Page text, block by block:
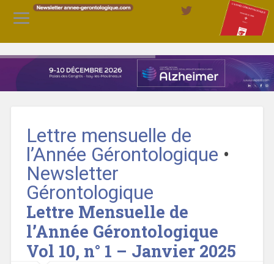
Lettre mensuelle de
l’Année Gérontologique •
Newsletter
Gérontologique
Lettre Mensuelle de
l’Année Gérontologique
Vol 10, n° 1 – Janvier 2025